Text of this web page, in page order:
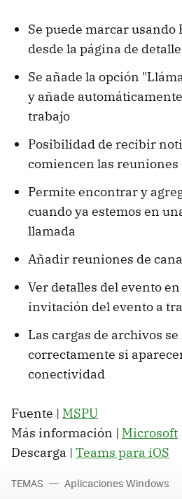
Se puede marcar usando
desde la página de
Se añade la opción
y añade
trabajo
Posibilidad de recibir
comiencen las reuniones
Permite encontrar y
cuando ya estemos en
llamada
Añadir reuniones de
Ver detalles del evento
invitación del evento a
Las cargas de archivos
correctamente si
conectividad
Fuente | MSPU
Más información | Microsoft
Descarga | Teams para iOS
TEMAS Aplicaciones Windows